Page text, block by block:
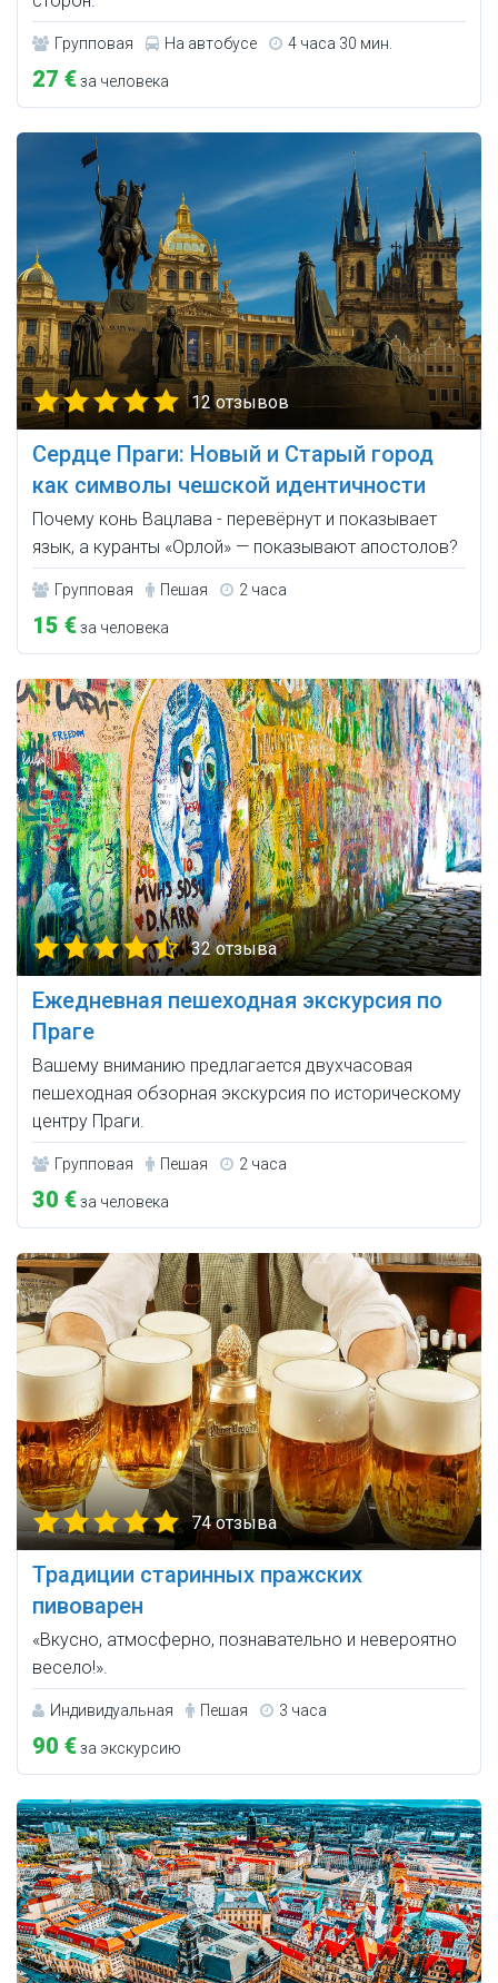
Групповая На автобусе 4 часа 30 мин.
27 €за человека
12 отзывов
Сердце Праги: Новый и Старый город
как символы чешской идентичности
Почему конь Вацлава - перевёрнут и показывает
язык, а куранты «Орлой» — показывают апостолов?
Групповая Пешая 2 часа
15 €за человека
32 отзыва
Ежедневная пешеходная экскурсия по
Праге
Вашему вниманию предлагается двухчасовая
пешеходная обзорная экскурсия по историческому
центру Праги.
Групповая Пешая 2 часа
30 €за человека
74 отзыва
Традиции старинных пражских
пивоварен
«Вкусно, атмосферно, познавательно и невероятно
весело!».
Индивидуальная Пешая 3 часа
90 €за экскурсию